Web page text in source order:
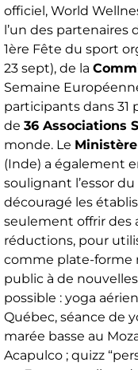
officiel, World
l’un des partenaires
1ère Fête du sport
23 sept), de la
Semaine
participants dans 31
de 36 Associations
monde. Le
(Inde) a également
soulignant l’essor
découragé les
seulement offrir des
réductions, pour
comme plate-forme
public à de
possible : yoga
Québec, séance de
marée basse au
Acapulco ; quizz